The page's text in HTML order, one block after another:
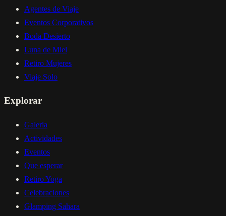
Agentes de Viaje
Eventos Corporativos
Boda Desierto
Luna de Miel
Retiro Mujeres
Viaje Solo
Explorar
Galeria
Actividades
Eventos
Que esperar
Retiro Yoga
Celebraciones
Glamping Sahara